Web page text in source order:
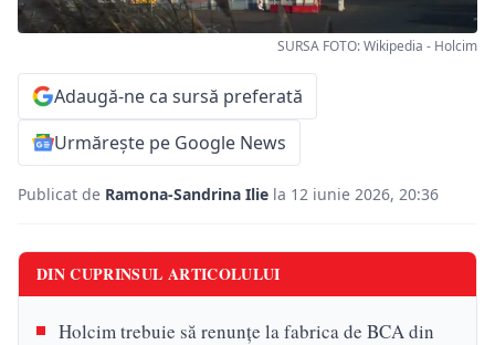
SURSA FOTO: Wikipedia - Holcim
Adaugă-ne ca sursă preferată
Urmărește pe Google News
Publicat de Ramona-Sandrina Ilie la 12 iunie 2026, 20:36
DIN CUPRINSUL ARTICOLULUI
Holcim trebuie să renunțe la fabrica de BCA din